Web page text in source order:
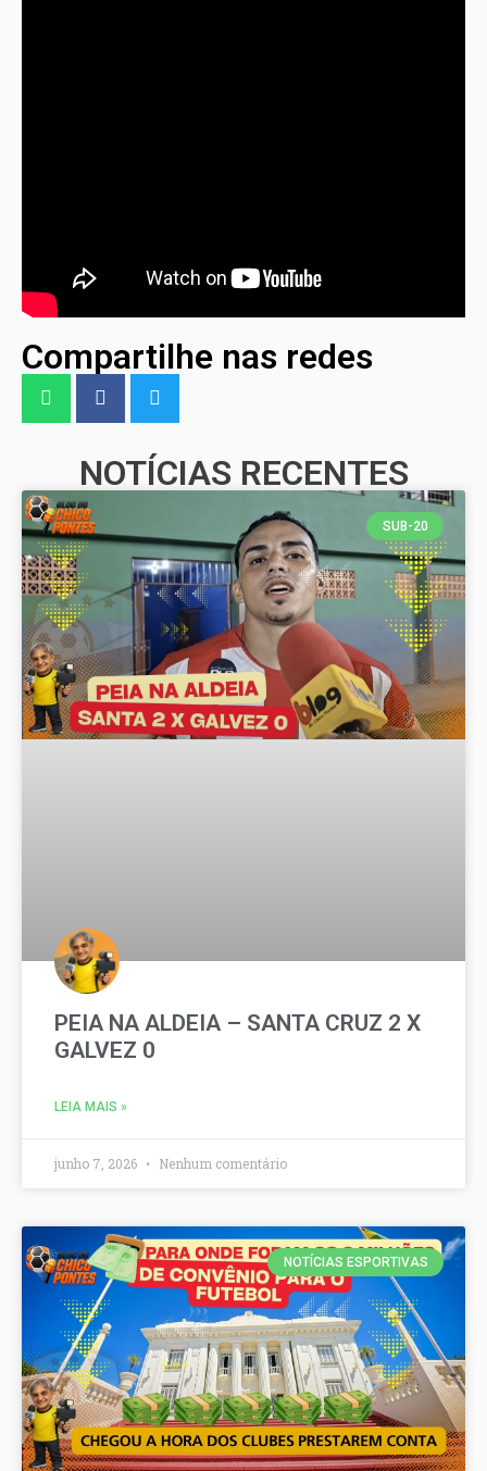
Compartilhe nas redes
NOTÍCIAS RECENTES
SUB-20
PEIA NA ALDEIA – SANTA CRUZ 2 X
GALVEZ 0
LEIA MAIS »
junho 7, 2026 Nenhum comentário
NOTÍCIAS ESPORTIVAS